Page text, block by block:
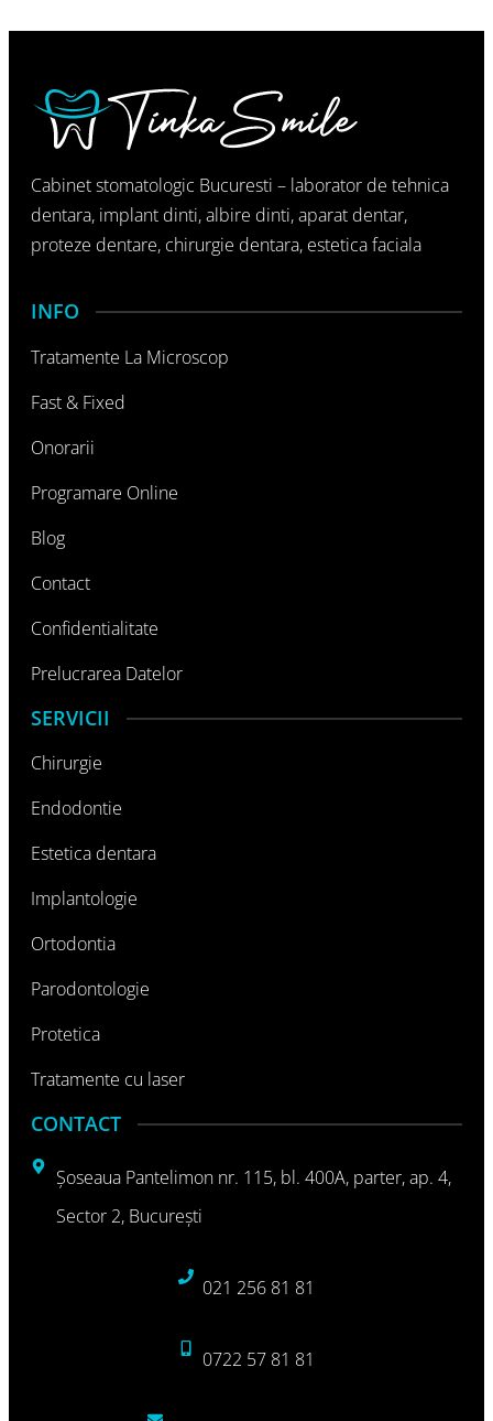
Cabinet stomatologic Bucuresti – laborator de tehnica
dentara, implant dinti, albire dinti, aparat dentar,
proteze dentare, chirurgie dentara, estetica faciala
INFO
Tratamente La Microscop
Fast & Fixed
Onorarii
Programare Online
Blog
Contact
Confidentialitate
Prelucrarea Datelor
SERVICII
Chirurgie
Endodontie
Estetica dentara
Implantologie
Ortodontia
Parodontologie
Protetica
Tratamente cu laser
CONTACT
Şoseaua Pantelimon nr. 115, bl. 400A, parter, ap. 4,
Sector 2, Bucureşti
021 256 81 81
0722 57 81 81